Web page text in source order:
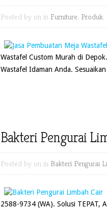
Posted by on in Furniture, Produk,
Wastafel Custom Murah di
Wastafel Idaman Anda.
Bakteri Pengurai
Posted by on in Bakteri Pengurai
2588-9734 (WA). Solusi TEPAT,